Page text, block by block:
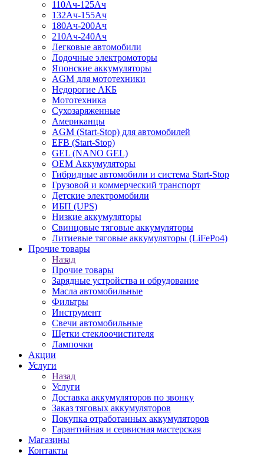
110Ач-125Ач
132Ач-155Ач
180Ач-200Ач
210Ач-240Ач
Легковые автомобили
Лодочные электромоторы
Японские аккумуляторы
AGM для мототехники
Недорогие АКБ
Мототехника
Сухозаряженные
Американцы
AGM (Start-Stop) для автомобилей
EFB (Start-Stop)
GEL (NANO GEL)
OEM Аккумуляторы
Гибридные автомобили и система Start-Stop
Грузовой и коммерческий транспорт
Детские электромобили
ИБП (UPS)
Низкие аккумуляторы
Свинцовые тяговые аккумуляторы
Литиевые тяговые аккумуляторы (LiFePo4)
Прочие товары
Назад
Прочие товары
Зарядные устройства и обрудование
Масла автомобильные
Фильтры
Инструмент
Свечи автомобильные
Щетки стеклоочистителя
Лампочки
Акции
Услуги
Назад
Услуги
Доставка аккумуляторов по звонку
Заказ тяговых аккумуляторов
Покупка отработанных аккумуляторов
Гарантийная и сервисная мастерская
Магазины
Контакты